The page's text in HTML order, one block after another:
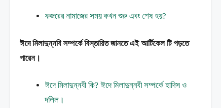
ফজরের নামাজের সময় কখন শুরু এবং শেষ হয়?
ঈদে মিলাদুন্নবি সম্পর্কে বিস্তারিত জানতে এই আর্টিকেল টি পড়তে
পারেন।
ঈদে মিলাদুন্নবী কি? ঈদে মিলাদুন্নবী সম্পর্কে হাদিস ও
দলিল।